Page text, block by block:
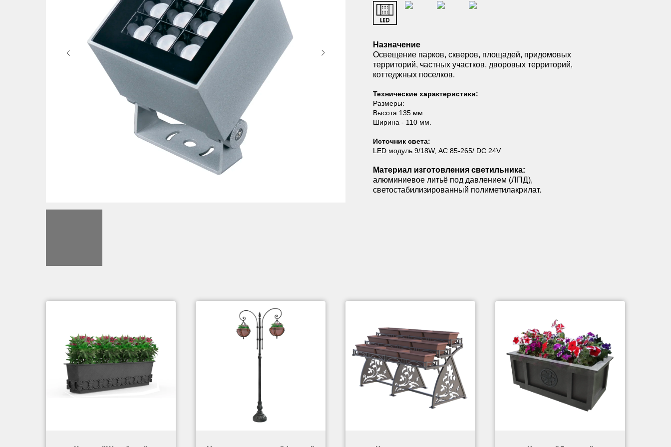
Назначение
Освещение парков, скверов, площадей, придомовых
территорий, частных участков, дворовых территорий,
коттеджных поселков.
Технические характеристики:
Размеры:
Высота 135 мм.
Ширина - 110 мм.
Источник света:
LED модуль 9/18W, АС 85-265/ DC 24V
Материал изготовления светильника:
алюминиевое литьё под давлением (ЛПД),
светостабилизированный полиметилакрилат.